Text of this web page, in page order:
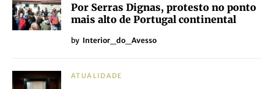
Por Serras Dignas, protesto no ponto
mais alto de Portugal continental
by Interior_do_Avesso
ATUALIDADE